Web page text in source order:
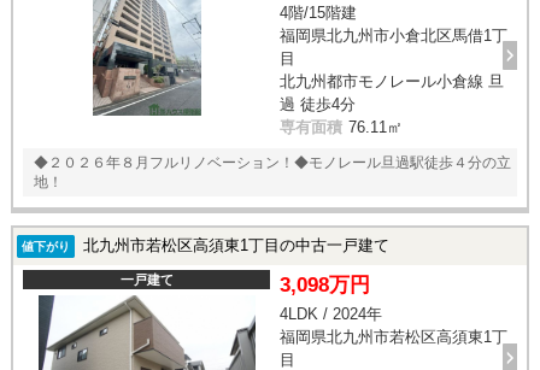
4階/15階建
福岡県北九州市小倉北区馬借1丁
目
北九州都市モノレール小倉線 旦
過 徒歩4分
専有面積 76.11㎡
◆２０２６年８月フルリノベーション！◆モノレール旦過駅徒歩４分の立
地！
値下がり 北九州市若松区高須東1丁目の中古一戸建て
一戸建て 3,098万円
4LDK / 2024年
福岡県北九州市若松区高須東1丁
目